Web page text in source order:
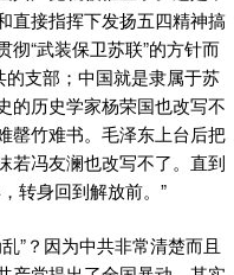
直接指挥下发扬五四精神搞
“武装保卫苏联”的方针而
的支部；中国就是隶属于苏
的历史学家杨荣国也改写不
罄竹难书。毛泽东上台后把
若冯友澜也改写不了。直到
转身回到解放前。”
”？因为中共非常清楚而且